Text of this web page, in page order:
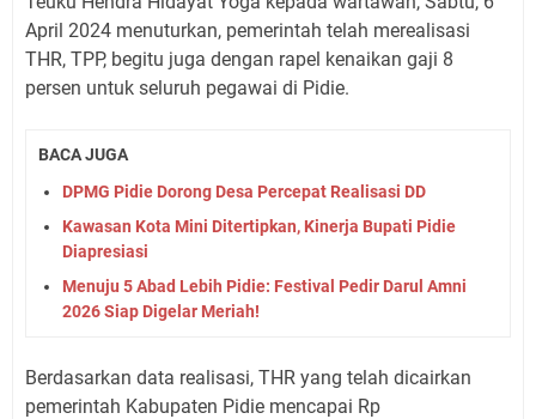
April 2024 menuturkan, pemerintah telah merealisasi
THR, TPP, begitu juga dengan rapel kenaikan gaji 8
persen untuk seluruh pegawai di Pidie.
BACA JUGA
DPMG Pidie Dorong Desa Percepat Realisasi DD
Kawasan Kota Mini Ditertipkan, Kinerja Bupati Pidie
Diapresiasi
Menuju 5 Abad Lebih Pidie: Festival Pedir Darul Amni
2026 Siap Digelar Meriah!
Berdasarkan data realisasi, THR yang telah dicairkan
pemerintah Kabupaten Pidie mencapai Rp